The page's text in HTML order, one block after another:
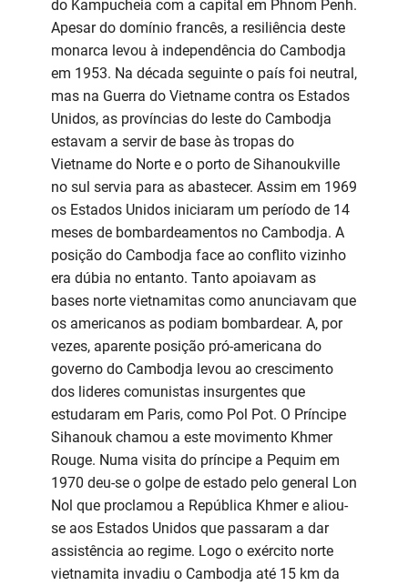
do Kampucheia com a capital em Phnom Penh.
Apesar do domínio francês, a resiliência deste
monarca levou à independência do Cambodja
em 1953. Na década seguinte o país foi neutral,
mas na Guerra do Vietname contra os Estados
Unidos, as províncias do leste do Cambodja
estavam a servir de base às tropas do
Vietname do Norte e o porto de Sihanoukville
no sul servia para as abastecer. Assim em 1969
os Estados Unidos iniciaram um período de 14
meses de bombardeamentos no Cambodja. A
posição do Cambodja face ao conflito vizinho
era dúbia no entanto. Tanto apoiavam as
bases norte vietnamitas como anunciavam que
os americanos as podiam bombardear. A, por
vezes, aparente posição pró-americana do
governo do Cambodja levou ao crescimento
dos lideres comunistas insurgentes que
estudaram em Paris, como Pol Pot. O Príncipe
Sihanouk chamou a este movimento Khmer
Rouge. Numa visita do príncipe a Pequim em
1970 deu-se o golpe de estado pelo general Lon
Nol que proclamou a República Khmer e aliou-
se aos Estados Unidos que passaram a dar
assistência ao regime. Logo o exército norte
vietnamita invadiu o Cambodja até 15 km da